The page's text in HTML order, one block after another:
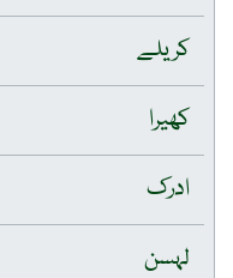
کریلے
کھیرا
ادرک
لہسن